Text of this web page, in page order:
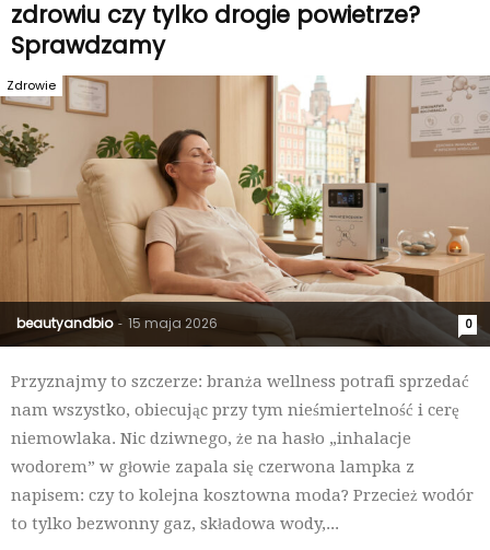
zdrowiu czy tylko drogie powietrze?
Sprawdzamy
beautyandbio - 15 maja 2026 0
Zdrowie
Przyznajmy to szczerze: branża wellness potrafi sprzedać
nam wszystko, obiecując przy tym nieśmiertelność i cerę
niemowlaka. Nic dziwnego, że na hasło „inhalacje
wodorem” w głowie zapala się czerwona lampka z
napisem: czy to kolejna kosztowna moda? Przecież wodór
to tylko bezwonny gaz, składowa wody,...